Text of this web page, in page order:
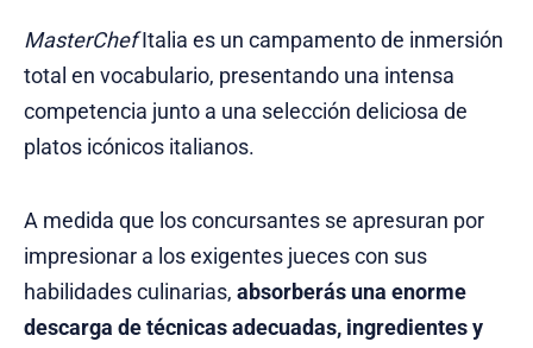
MasterChefItalia es un campamento de inmersión
total en vocabulario, presentando una intensa
competencia junto a una selección deliciosa de
platos icónicos italianos.
A medida que los concursantes se apresuran por
impresionar a los exigentes jueces con sus
habilidades culinarias, absorberás una enorme
descarga de técnicas adecuadas, ingredientes y